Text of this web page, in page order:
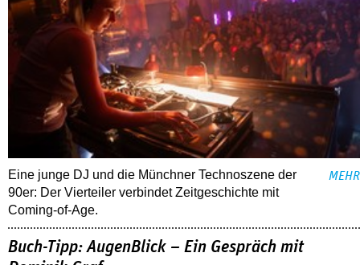
Eine junge DJ und die Münchner Technoszene der
90er: Der Vierteiler verbindet Zeitgeschichte mit
Coming-of-Age.
MEHR
Buch-Tipp: AugenBlick – Ein Gespräch mit